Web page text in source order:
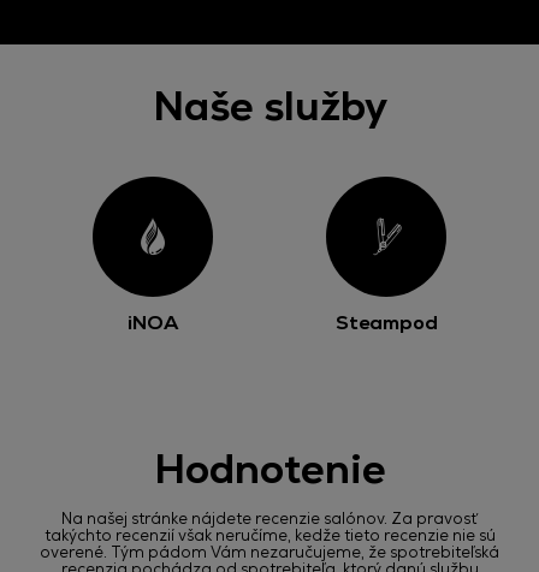
Naše služby
iNOA Steampod
Hodnotenie
Na našej stránke nájdete recenzie salónov. Za pravosť
takýchto recenzií však neručíme, kedže tieto recenzie nie sú
overené. Tým pádom Vám nezaručujeme, že spotrebiteľská